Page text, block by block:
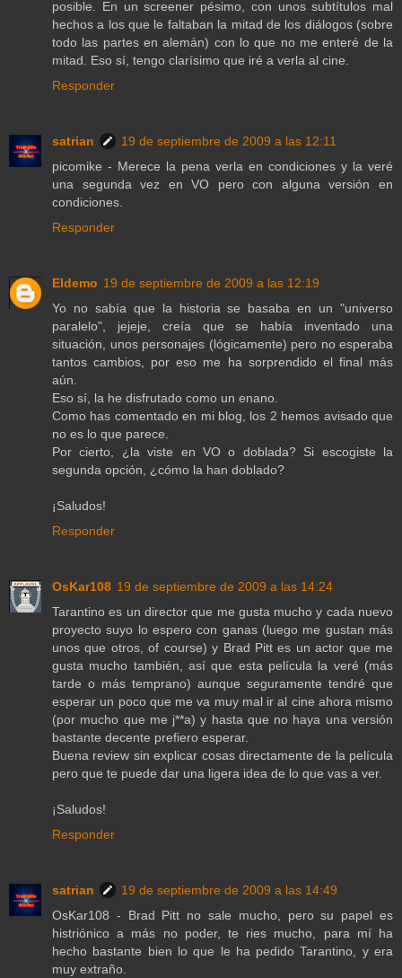
posible. En un screener pésimo, con unos subtítulos mal
hechos a los que le faltaban la mitad de los diálogos (sobre
todo las partes en alemán) con lo que no me enteré de la
mitad. Eso sí, tengo clarísimo que iré a verla al cine.
Responder
satrian
19 de septiembre de 2009 a las 12:11
picomike - Merece la pena verla en condiciones y la veré
una segunda vez en VO pero con alguna versión en
condiciones.
Responder
Eldemo 19 de septiembre de 2009 a las 12:19
Yo no sabía que la historia se basaba en un "universo
paralelo", jejeje, creía que se había inventado una
situación, unos personajes (lógicamente) pero no esperaba
tantos cambios, por eso me ha sorprendido el final más
aún.
Eso sí, la he disfrutado como un enano.
Como has comentado en mi blog, los 2 hemos avisado que
no es lo que parece.
Por cierto, ¿la viste en VO o doblada? Si escogiste la
segunda opción, ¿cómo la han doblado?
¡Saludos!
Responder
OsKar108 19 de septiembre de 2009 a las 14:24
Tarantino es un director que me gusta mucho y cada nuevo
proyecto suyo lo espero con ganas (luego me gustan más
unos que otros, of course) y Brad Pitt es un actor que me
gusta mucho también, así que esta película la veré (más
tarde o más temprano) aunque seguramente tendré que
esperar un poco que me va muy mal ir al cine ahora mismo
(por mucho que me j**a) y hasta que no haya una versión
bastante decente prefiero esperar.
Buena review sin explicar cosas directamente de la película
pero que te puede dar una ligera idea de lo que vas a ver.
¡Saludos!
Responder
satrian
19 de septiembre de 2009 a las 14:49
OsKar108 - Brad Pitt no sale mucho, pero su papel es
histriónico a más no poder, te ries mucho, para mí ha
hecho bastante bien lo que le ha pedido Tarantino, y era
muy extraño.